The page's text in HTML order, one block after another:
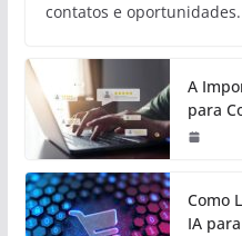
contatos e oportunidades.
A
para
Como
IA